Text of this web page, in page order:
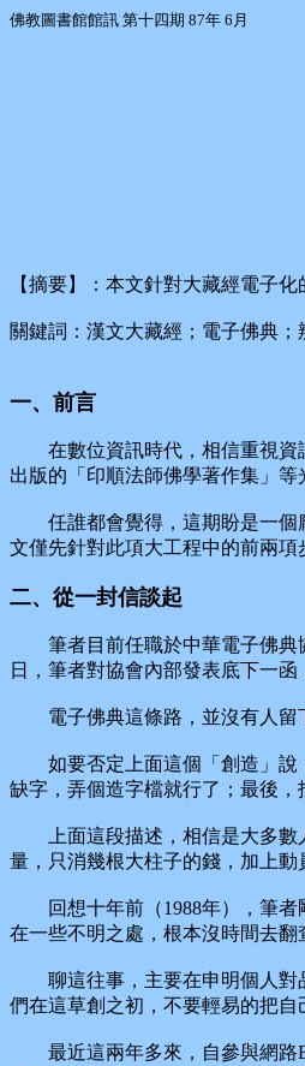
佛教圖書館館訊 第十四期 87年 6月
【摘要】：本文針對大藏經電子
關鍵詞：漢文大藏經；電子佛典
一、前言
在數位資訊時代，相信重視資訊
出版的「印順法師佛學著作集」
任誰都會覺得，這期盼是一個龐
文僅先針對此項大工程中的前兩
二、從一封信談起
筆者目前任職於中華電子佛典協
日，筆者對協會內部發表底下一
電子佛典這條路，並沒有人留下
如要否定上面這個「創造」說，
缺字，弄個造字檔就行了；最後
上面這段描述，相信是大多數人
量，只消幾根大柱子的錢，加上
回想十年前（1988年），筆者
在一些不明之處，根本沒時間去
聊這往事，主要在申明個人對品
們在這草創之初，不要輕易的把自
最近這兩年多來，自參與網路